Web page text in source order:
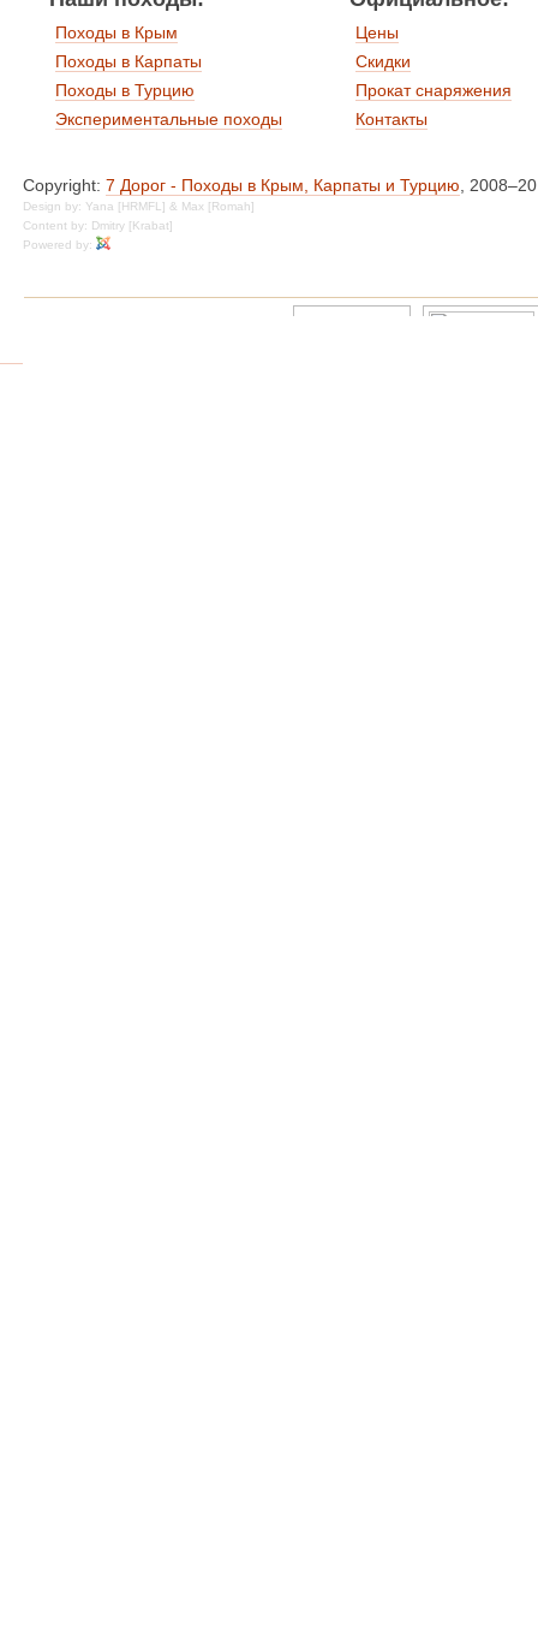
Походы в Крым
Походы в Карпаты
Походы в Турцию
Экспериментальные походы
Цены
Скидки
Прокат снаряжения
Контакты
Copyright: 7 Дорог - Походы в Крым, Карпаты и Турцию,
Design by: Yana [HRMFL] & Max [Romah]
Content by: Dmitry [Krabat]
Powered by: